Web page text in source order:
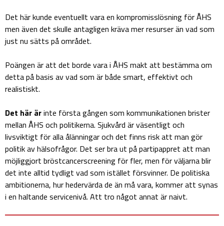
Det här kunde eventuellt vara en kompromisslösning för ÅHS
men även det skulle antagligen kräva mer resurser än vad som
just nu sätts på området.
Poängen är att det borde vara i ÅHS makt att bestämma om
detta på basis av vad som är både smart, effektivt och
realistiskt.
Det här ärinte första gången som kommunikationen brister
mellan ÅHS och politikerna. Sjukvård är väsentligt och
livsviktigt för alla ålänningar och det finns risk att man gör
politik av hälsofrågor. Det ser bra ut på partipappret att man
möjliggjort bröstcancerscreening för fler, men för väljarna blir
det inte alltid tydligt vad som istället försvinner. De politiska
ambitionerna, hur hedervärda de än må vara, kommer att synas
i en haltande servicenivå. Att tro något annat är naivt.